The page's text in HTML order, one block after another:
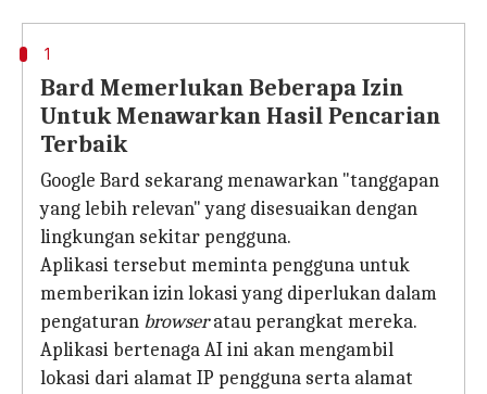
1
Bard Memerlukan Beberapa Izin
Untuk Menawarkan Hasil Pencarian
Terbaik
Google Bard sekarang menawarkan "tanggapan
yang lebih relevan" yang disesuaikan dengan
lingkungan sekitar pengguna.
Aplikasi tersebut meminta pengguna untuk
memberikan izin lokasi yang diperlukan dalam
pengaturan browseratau perangkat mereka.
Aplikasi bertenaga AI ini akan mengambil
lokasi dari alamat IP pengguna serta alamat